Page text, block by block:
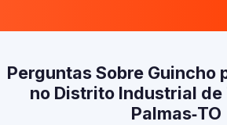
Perguntas Sobre Guincho
no Distrito Industrial
Palmas‑TO